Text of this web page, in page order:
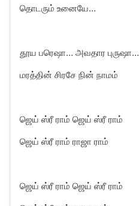
தொடரும் உனையே…
தூய பரெஷா… அவதார புருஷா…
மரத்தின் சிரசே நின் நாமம்
ஜெய் ஸ்ரீ ராம் ஜெய் ஸ்ரீ ராம்
ஜெய் ஸ்ரீ ராம் ராஜா ராம்
ஜெய் ஸ்ரீ ராம் ஜெய் ஸ்ரீ ராம்